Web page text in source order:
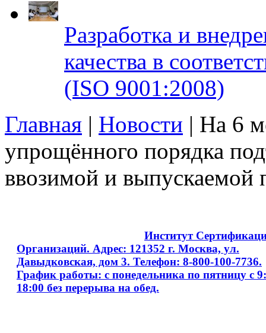
Разработка и
качества в
(ISO 9001:2008)
Главная | Новости | На 6
упрощённого порядка
ввозимой и выпускаемой
Институт
Организаций. Адрес: 121352 г. Москва, ул.
Давыдковская, дом 3. Телефон: 8-800-100-7736.
График работы: с понедельника по пятницу с
18:00 без перерыва на обед.